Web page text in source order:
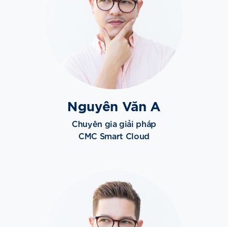
Nguyên Văn A
Chuyên gia giải pháp
CMC Smart Cloud